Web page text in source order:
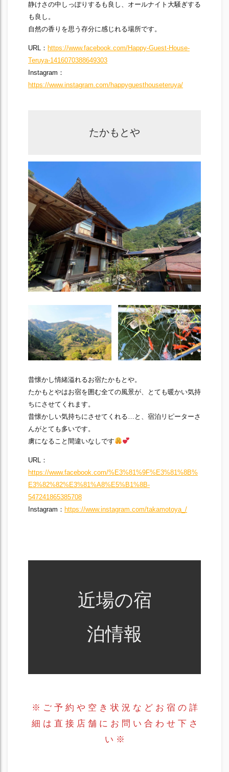
静けさの中しっぽりするも良し、オールナイト大騒ぎする
も良し。
自然の香りを思う存分に感じれる場所です。
URL： https://www.facebook.com/Happy-Guest-House-
Teruya-1416070388649303
Instagram：
https://www.instagram.com/happyguesthouseteruya/
たかもとや
昔懐かし情緒溢れるお宿たかもとや。
たかもとやはお宿を囲む全ての風景が、とても暖かい気持
ちにさせてくれます。
昔懐かしい気持ちにさせてくれる…と、宿泊リピーターさ
んがとても多いです。
虜になること間違いなしです
URL：
https://www.facebook.com/%E3%81%9F%E3%81%8B%
E3%82%82%E3%81%A8%E5%B1%8B-
547241865385708
Instagram： https://www.instagram.com/takamotoya_/
近場の宿
泊情報
※ ご 予 約 や 空 き 状 況 な ど お 宿 の 詳
細 は 直 接 店 舗 に お 問 い 合 わ せ 下 さ
い ※